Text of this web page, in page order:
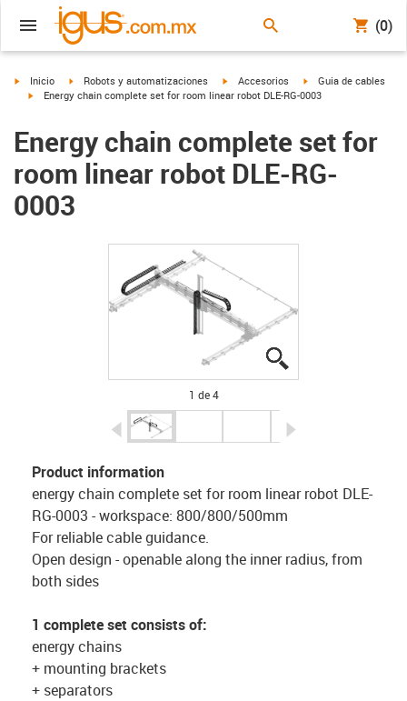
(0)
igus-icon-arrow-right
Inicio igus-icon-arrow-right
Robots y automatizaciones igus-icon-arrow-right
Accesorios igus-icon-arrow-right
Guia de cables
igus-icon-arrow-right
Energy chain complete set for room linear robot DLE-RG-0003
Energy chain complete set for
room linear robot DLE-RG-
0003
1 de 4
igus-icon-arrow-left
Product information
energy chain complete set for room linear robot DLE-
RG-0003 - workspace: 800/800/500mm
For reliable cable guidance.
Open design - openable along the inner radius, from
both sides
1 complete set consists of:
energy chains
+ mounting brackets
+ separators